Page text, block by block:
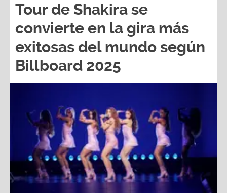
Tour de Shakira se
convierte en la gira más
exitosas del mundo según
Billboard 2025